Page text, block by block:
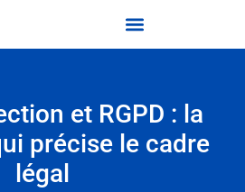
et RGPD : la
précise le cadre
légal